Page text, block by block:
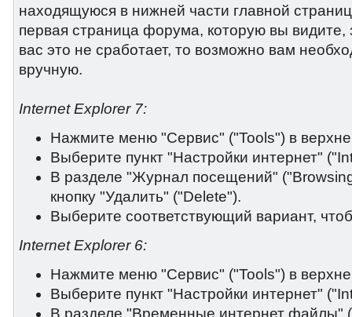
находящуюся в нижней части главной
первая страница форума, которую вы видите,
вас это не сработает, то возможно вам
вручную.
Internet Explorer 7:
Нажмите меню "Сервис" ("Tools") в
Выберите пункт "Настройки интернет"
В разделе "Журнал посещений"
кнопку "Удалить" ("Delete").
Выберите соответствующий вариант,
Internet Explorer 6:
Нажмите меню "Сервис" ("Tools") в
Выберите пункт "Настройки интернет"
В разделе "Временные интернет файлы"